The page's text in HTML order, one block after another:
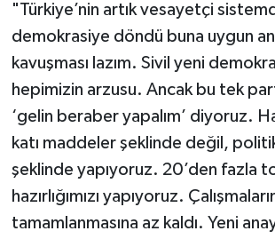
"Türkiye’nin artık vesayetçi
demokrasiye döndü buna uygun
kavuşması lazım. Sivil yeni
hepimizin arzusu. Ancak bu tek
‘gelin beraber yapalım’ diyoruz.
katı maddeler şeklinde değil,
şeklinde yapıyoruz. 20’den fazla
hazırlığımızı yapıyoruz.
tamamlanmasına az kaldı. Yeni